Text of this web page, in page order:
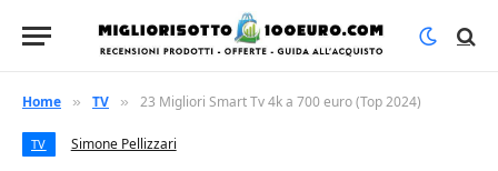
Home » TV » 23 Migliori Smart Tv 4k a 700 euro (Top 2024)
TV Simone Pellizzari